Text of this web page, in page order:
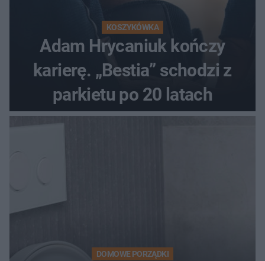
KOSZYKÓWKA
Adam Hrycaniuk kończy
karierę. „Bestia” schodzi z
parkietu po 20 latach
DOMOWE PORZĄDKI